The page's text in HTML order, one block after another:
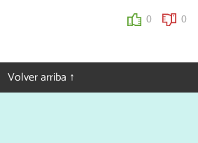
0 0
Volver arriba ↑